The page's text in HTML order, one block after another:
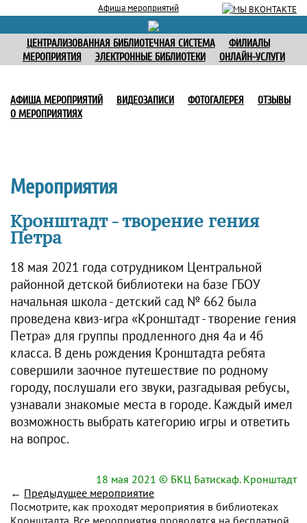
Афиша мероприятий
ЦЕНТРАЛИЗОВАННАЯ БИБЛИОТЕЧНАЯ СИСТЕМА
ФИЛИАЛЫ
МЕРОПРИЯТИЯ
ЭЛЕКТРОННЫЕ БИБЛИОТЕКИ ОНЛАЙН-УСЛУГИ
АФИША МЕРОПРИЯТИЙ ВИДЕОЗАПИСИ ФОТОГАЛЕРЕЯ
ОТЗЫВЫ
О МЕРОПРИЯТИЯХ
Мероприятия
Кронштадт - творение гения
Петра
18 мая 2021 года сотрудником Центральной
районной детской библиотеки на базе ГБОУ
начальная школа - детский сад № 662 была
проведена квиз-игра «Кронштадт - творение гения
Петра» для группы продленного дня 4а и 4б
класса. В день рождения Кронштадта ребята
совершили заочное путешествие по родному
городу, послушали его звуки, разгадывая ребусы,
узнавали знакомые места в городе. Каждый имел
возможность выбрать категорию игры и ответить
на вопрос.
18 мая 2021 © БКЦ Батискаф. Кронштадт
← Предыдущее мероприятие
Посмотрите, как проходят мероприятия в библиотеках